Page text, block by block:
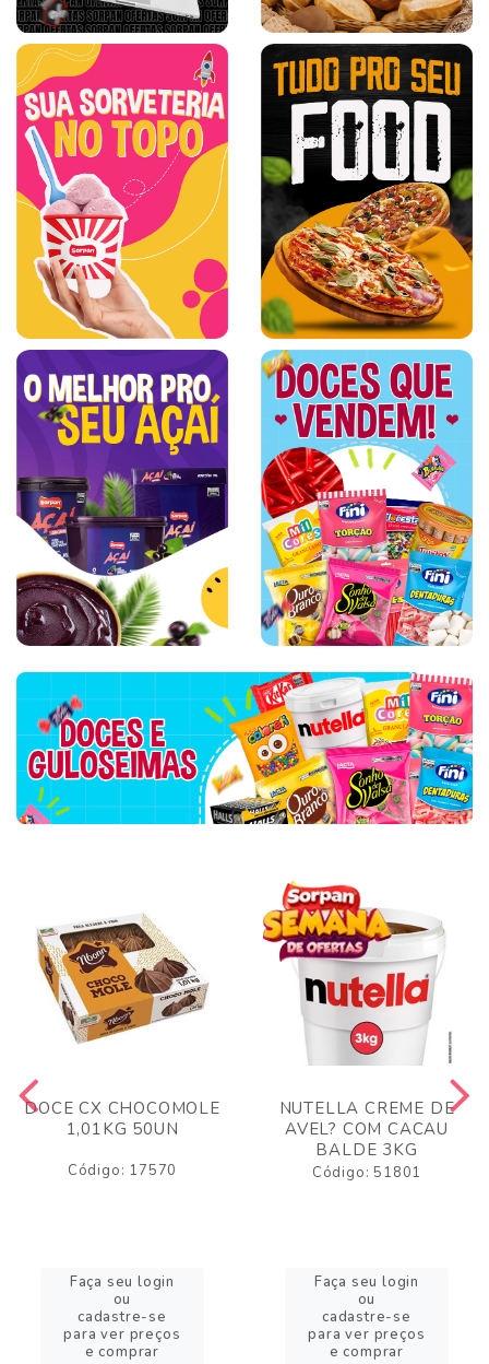
DOCE CX CHOCOMOLE
1,01KG 50UN
Código: 17570
Faça seu login
ou
cadastre-se
para ver preços
e comprar
NUTELLA CREME DE
AVEL? COM CACAU
BALDE 3KG
Código: 51801
Faça seu login
ou
cadastre-se
para ver preços
e comprar